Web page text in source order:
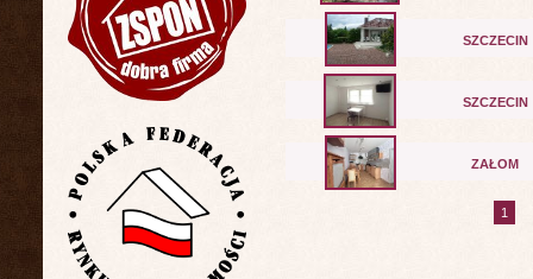
SZCZECIN
SZCZECIN
ZAŁOM
1